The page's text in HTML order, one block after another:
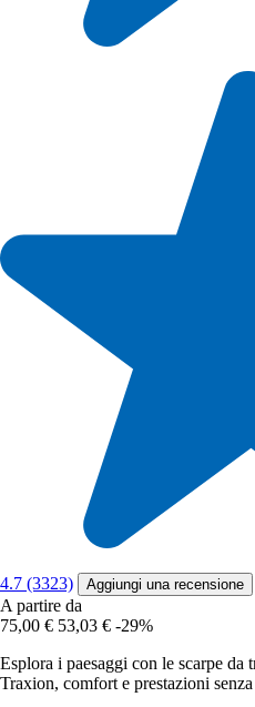
4.7 (3323) Aggiungi una recensione
A partire da
75,00 € 53,03 € -29%
Esplora i paesaggi con le scarpe
Traxion, comfort e prestazioni